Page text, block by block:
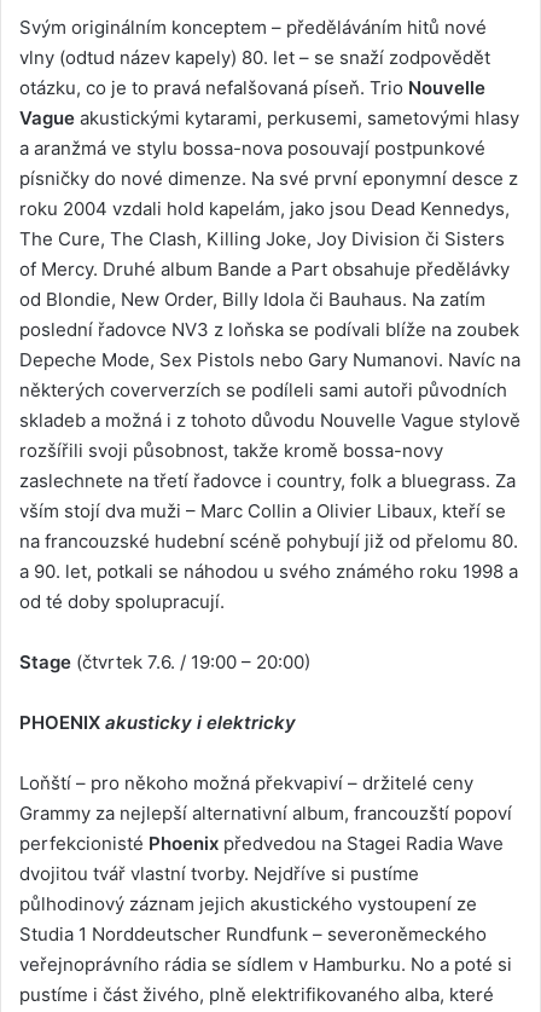
Svým originálním konceptem – předěláváním hitů nové
vlny (odtud název kapely) 80. let – se snaží zodpovědět
otázku, co je to pravá nefalšovaná píseň. Trio Nouvelle
Vague akustickými kytarami, perkusemi, sametovými hlasy
a aranžmá ve stylu bossa-nova posouvají postpunkové
písničky do nové dimenze. Na své první eponymní desce z
roku 2004 vzdali hold kapelám, jako jsou Dead Kennedys,
The Cure, The Clash, Killing Joke, Joy Division či Sisters
of Mercy. Druhé album Bande a Part obsahuje předělávky
od Blondie, New Order, Billy Idola či Bauhaus. Na zatím
poslední řadovce NV3 z loňska se podívali blíže na zoubek
Depeche Mode, Sex Pistols nebo Gary Numanovi. Navíc na
některých coververzích se podíleli sami autoři původních
skladeb a možná i z tohoto důvodu Nouvelle Vague stylově
rozšířili svoji působnost, takže kromě bossa-novy
zaslechnete na třetí řadovce i country, folk a bluegrass. Za
vším stojí dva muži – Marc Collin a Olivier Libaux, kteří se
na francouzské hudební scéně pohybují již od přelomu 80.
a 90. let, potkali se náhodou u svého známého roku 1998 a
od té doby spolupracují.
Stage (čtvrtek 7.6. / 19:00 – 20:00)
PHOENIX akusticky i elektricky
Loňští – pro někoho možná překvapiví – držitelé ceny
Grammy za nejlepší alternativní album, francouzští popoví
perfekcionisté Phoenix předvedou na Stagei Radia Wave
dvojitou tvář vlastní tvorby. Nejdříve si pustíme
půlhodinový záznam jejich akustického vystoupení ze
Studia 1 Norddeutscher Rundfunk – severoněmeckého
veřejnoprávního rádia se sídlem v Hamburku. No a poté si
pustíme i část živého, plně elektrifikovaného alba, které